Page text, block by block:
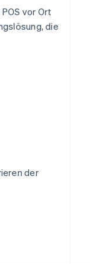
vor Ort
die
der